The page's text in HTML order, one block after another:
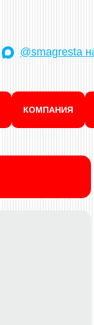
@smagresta
КОМПАНИЯ